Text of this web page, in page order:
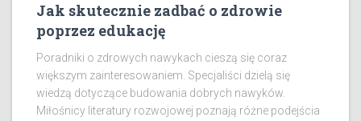
Jak skutecznie zadbać o zdrowie
poprzez edukację
Poradniki o zdrowych nawykach cieszą się coraz
większym zainteresowaniem. Specjaliści dzielą się
wiedzą dotyczące budowania dobrych nawyków.
Miłośnicy literatury rozwojowej poznają różne podejścia